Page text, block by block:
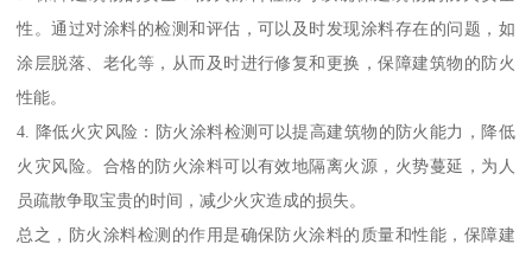
性。通过对涂料的检测和评估，可以及时发现涂料存在的问题，如
涂层脱落、老化等，从而及时进行修复和更换，保障建筑物的防火
性能。
4. 降低火灾风险：防火涂料检测可以提高建筑物的防火能力，降低
火灾风险。合格的防火涂料可以有效地隔离火源，火势蔓延，为人
员疏散争取宝贵的时间，减少火灾造成的损失。
总之，防火涂料检测的作用是确保防火涂料的质量和性能，保障建